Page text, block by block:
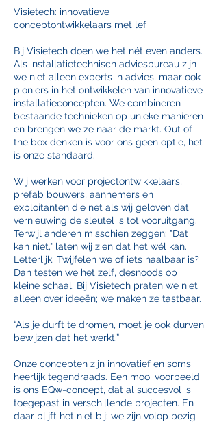
Visietech: innovatieve
conceptontwikkelaars met lef
Bij Visietech doen we het nét even anders.
Als installatietechnisch adviesbureau zijn
we niet alleen experts in advies, maar ook
pioniers in het ontwikkelen van innovatieve
installatieconcepten. We combineren
bestaande technieken op unieke manieren
en brengen we ze naar de markt. Out of
the box denken is voor ons geen optie, het
is onze standaard.
Wij werken voor projectontwikkelaars,
prefab bouwers, aannemers en
exploitanten die net als wij geloven dat
vernieuwing de sleutel is tot vooruitgang.
Terwijl anderen misschien zeggen: "Dat
kan niet," laten wij zien dat het wél kan.
Letterlijk. Twijfelen we of iets haalbaar is?
Dan testen we het zelf, desnoods op
kleine schaal. Bij Visietech praten we niet
alleen over ideeën; we maken ze tastbaar.
“Als je durft te dromen, moet je ook durven
bewijzen dat het werkt.”
Onze concepten zijn innovatief en soms
heerlijk tegendraads. Een mooi voorbeeld
is ons EQw-concept, dat al succesvol is
toegepast in verschillende projecten. En
daar blijft het niet bij: we zijn volop bezig